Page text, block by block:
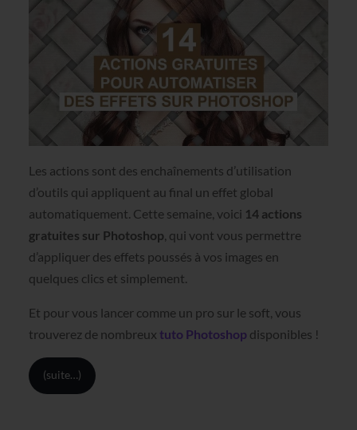
Les actions sont des enchaînements d’utilisation
d’outils qui appliquent au final un effet global
automatiquement. Cette semaine, voici 14 actions
gratuites sur Photoshop , qui vont vous permettre
d’appliquer des effets poussés à vos images en
quelques clics et simplement.
Et pour vous lancer comme un pro sur le soft, vous
trouverez de nombreux tuto Photoshop disponibles !
(suite…)